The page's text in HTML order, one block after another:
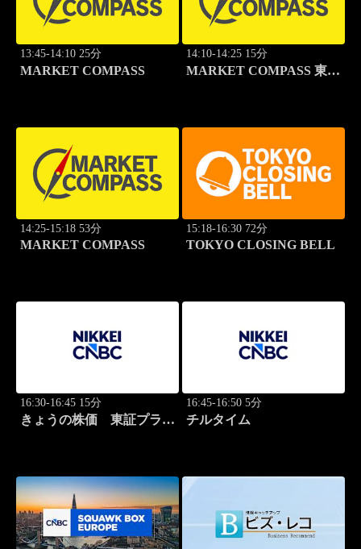
13:45-14:10 25分
MARKET COMPASS
14:10-14:25 15分
MARKET COMPASS 東証
14:25-15:18 53分
MARKET COMPASS
15:18-16:30 72分
TOKYO CLOSING BELL
16:30-16:45 15分
きょうの株価 東証プライ
16:45-16:50 5分
チルタイム